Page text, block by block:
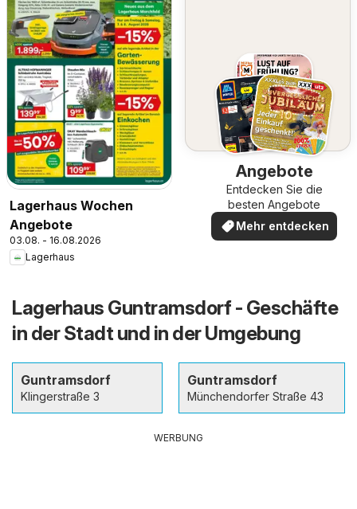
Lagerhaus Wochen
Angebote
03.08. - 16.08.2026
Lagerhaus
Angebote
Entdecken Sie die
besten Angebote
Mehr entdecken
Lagerhaus Guntramsdorf - Geschäfte
in der Stadt und in der Umgebung
Guntramsdorf
Klingerstraße 3
Guntramsdorf
Münchendorfer Straße 43
WERBUNG